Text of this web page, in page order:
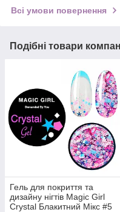
Всі умови повернення
Подібні товари
Гель для покриття та
дизайну нігтів Magic Girl
Crystal Блакитний Мікс #5